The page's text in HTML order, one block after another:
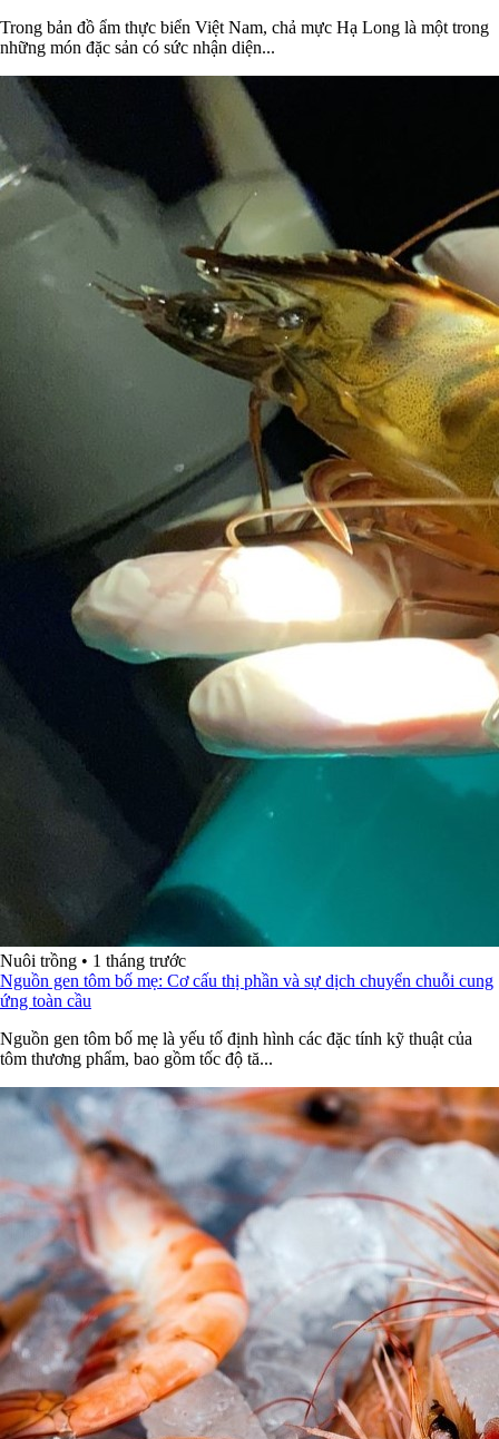
Trong bản đồ ẩm thực biển Việt Nam, chả mực Hạ Long là một trong
những món đặc sản có sức nhận diện...
Nuôi trồng • 1 tháng trước
Nguồn gen tôm bố mẹ: Cơ cấu thị phần và sự dịch chuyển chuỗi cung
ứng toàn cầu
Nguồn gen tôm bố mẹ là yếu tố định hình các đặc tính kỹ thuật của
tôm thương phẩm, bao gồm tốc độ tă...